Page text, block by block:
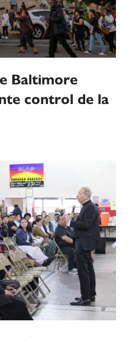
Baltimore
control de la